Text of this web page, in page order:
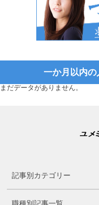
一か月以内
まだデータがありません。
記事別カテゴリー